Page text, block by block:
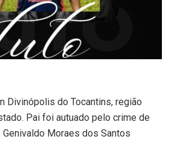
Divinópolis do Tocantins, região
Pai foi autuado pelo crime de
Moraes dos Santos